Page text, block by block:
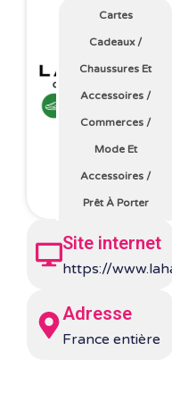
Cartes
Cadeaux/
Chaussures Et
Accessoires /
Commerces /
Mode Et
Accessoires /
Prêt À Porter
Site internet
https://
Adresse
France entière